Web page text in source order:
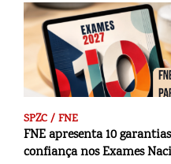
SPZC / FNE
FNE apresenta 10
confiança nos Exames